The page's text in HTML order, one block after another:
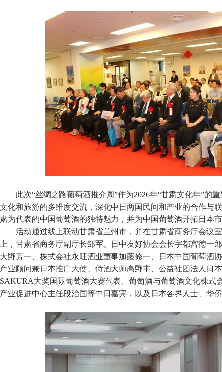
此次“丝绸之路葡萄酒推介周”作为2026年“甘肃文化年”的
文化和旅游的多维度交流，深化中日两国民间和产业的合作与
肃为代表的中国葡萄酒的独特魅力，并为中国葡萄酒开拓日本
活动通过线上联动甘肃省兰州市，并在甘肃省商务厅会议
上，甘肃省商务厅副厅长邹军、日中友好协会会长宇都宫德一
大野芳一、株式会社永旺酒业董事加藤修一、日本中国葡萄酒
产业顾问兼日本推广大使、侍酒大师高野丰、公益社团法人日
SAKURA大奖国际葡萄酒大赛代表、葡萄酒与葡萄酒文化株式
产业促进中心主任段治国等中日嘉宾，以及日本各界人士、华